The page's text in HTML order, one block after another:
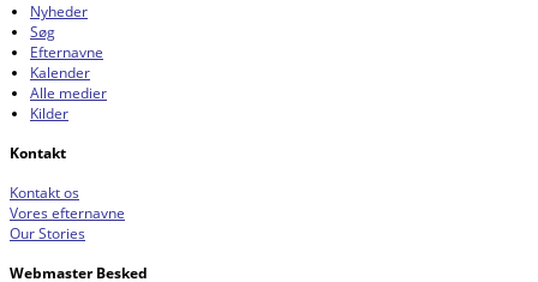
Nyheder
Søg
Efternavne
Kalender
Alle medier
Kilder
Kontakt
Kontakt os
Vores efternavne
Our Stories
Webmaster Besked